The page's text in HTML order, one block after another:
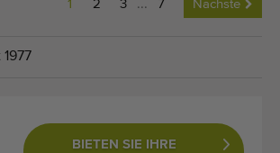
1 2 3 ... 7 Nächste
1977
BIETEN SIE IHRE